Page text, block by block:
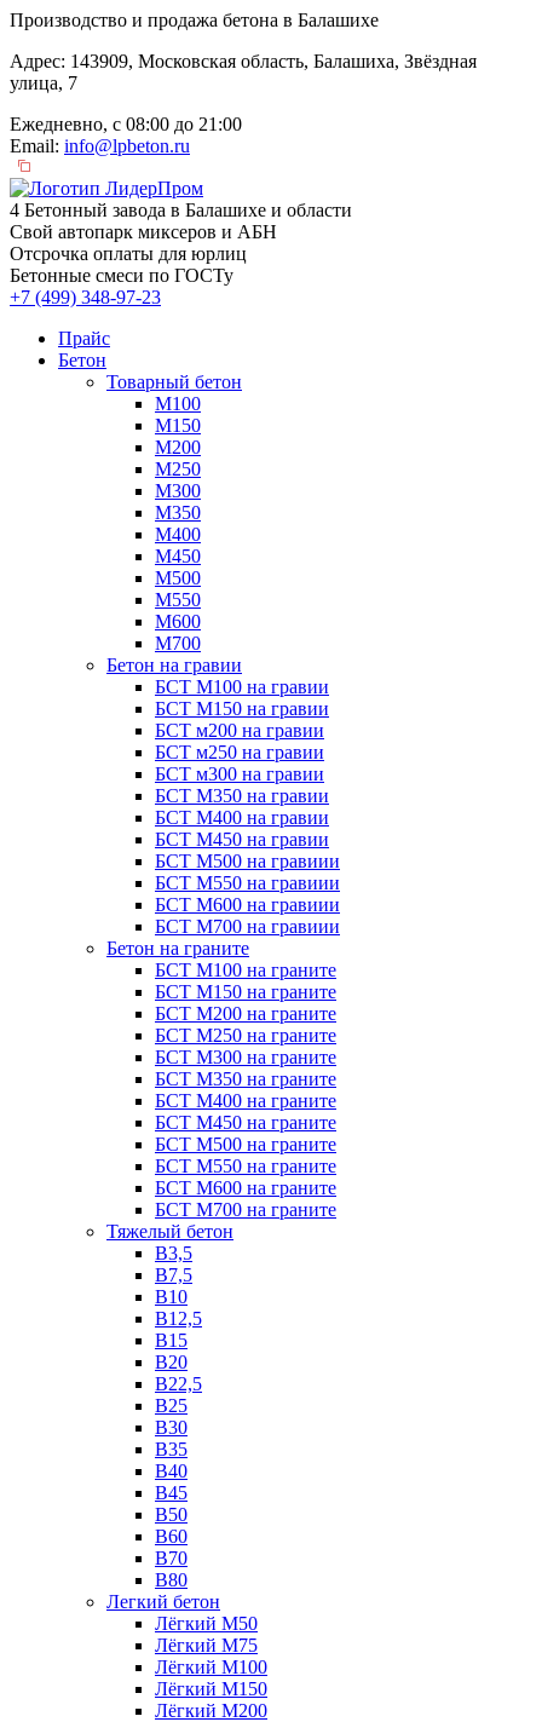
Производство и продажа бетона в Балашихе
Адрес: 143909, Московская область, Балашиха, Звёздная
улица, 7
Ежедневно, с 08:00 до 21:00
Email: info@lpbeton.ru
4 Бетонный завода в Балашихе и области
Свой автопарк миксеров и АБН
Отсрочка оплаты для юрлиц
Бетонные смеси по ГОСТу
+7 (499) 348-97-23
Прайс
Бетон
Товарный бетон
М100
М150
М200
М250
М300
М350
М400
М450
М500
М550
М600
М700
Бетон на гравии
БСТ М100 на гравии
БСТ М150 на гравии
БСТ м200 на гравии
БСТ м250 на гравии
БСТ м300 на гравии
БСТ М350 на гравии
БСТ М400 на гравии
БСТ М450 на гравии
БСТ М500 на гравиии
БСТ М550 на гравиии
БСТ М600 на гравиии
БСТ М700 на гравиии
Бетон на граните
БСТ М100 на граните
БСТ М150 на граните
БСТ М200 на граните
БСТ М250 на граните
БСТ М300 на граните
БСТ М350 на граните
БСТ М400 на граните
БСТ М450 на граните
БСТ М500 на граните
БСТ М550 на граните
БСТ М600 на граните
БСТ М700 на граните
Тяжелый бетон
В3,5
B7,5
В10
В12,5
B15
B20
В22,5
В25
B30
В35
B40
В45
B50
B60
B70
B80
Легкий бетон
Лёгкий М50
Лёгкий М75
Лёгкий М100
Лёгкий М150
Лёгкий М200